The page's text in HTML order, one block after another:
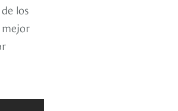
los